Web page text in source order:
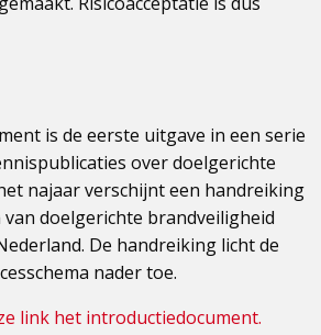
is de eerste uitgave in een serie
over doelgerichte
najaar verschijnt een handreiking
doelgerichte brandveiligheid
De handreiking licht de
nader toe.
link het introductiedocument.